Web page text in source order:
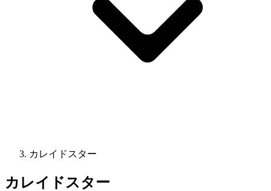
カレイドスター
カレイドスター